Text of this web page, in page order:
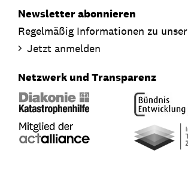
Newsletter abonnieren
Regelmäßig Informationen zu
Jetzt anmelden
Netzwerk und Transparenz